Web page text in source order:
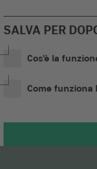
SALVA PER
Cos'è la
Come funziona